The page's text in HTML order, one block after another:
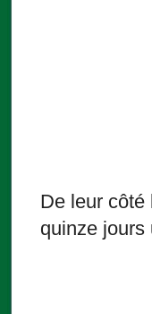
De leur côté
quinze jours